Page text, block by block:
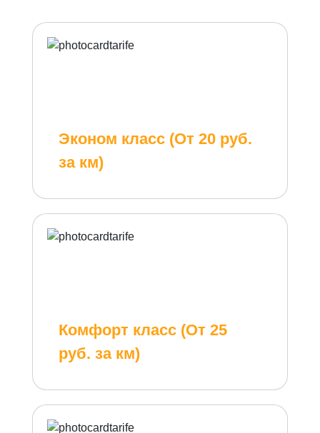
Эконом класс (От 20 руб.
за км)
Комфорт класс (От 25
руб. за км)